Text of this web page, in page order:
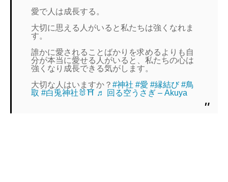
愛で人は成長する。
大切に思える人がいると私たちは強くなれま
す。
誰かに愛されることばかりを求めるよりも自
分が本当に愛せる人がいると、私たちの心は
強くなり成長できる気がします。
大切な人はいますか？#神社 #愛 #縁結び #鳥
取 #白兎神社🐰⛩ ♬ 回る空うさぎ – Akuya